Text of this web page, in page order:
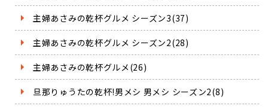
主婦あさみの乾杯グルメ シーズン3(37)
主婦あさみの乾杯グルメ シーズン2(28)
主婦あさみの乾杯グルメ(26)
旦那りゅうたの乾杯!男メシ 男メシ シーズン2(8)